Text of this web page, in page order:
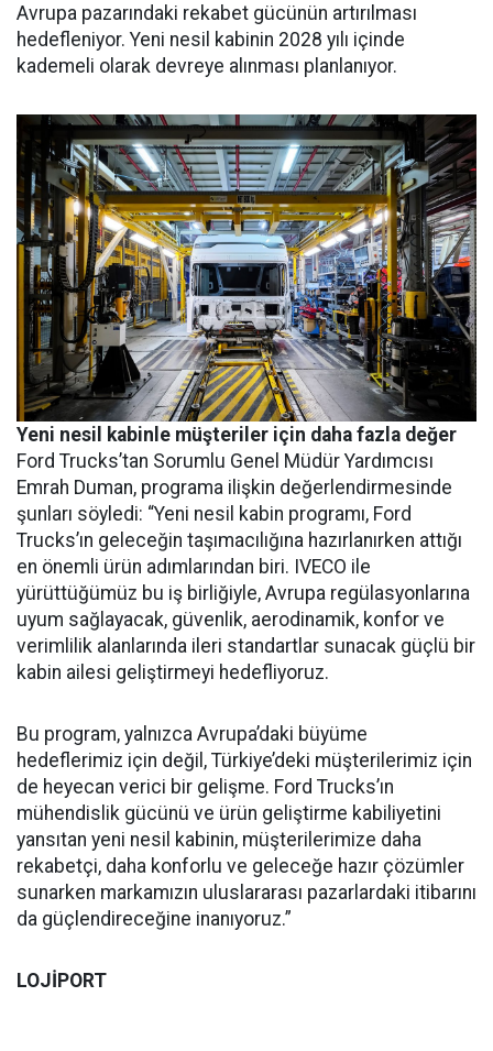
Avrupa pazarındaki rekabet gücünün artırılması
hedefleniyor. Yeni nesil kabinin 2028 yılı içinde
kademeli olarak devreye alınması planlanıyor.
Yeni nesil kabinle müşteriler için daha fazla değer
Ford Trucks’tan Sorumlu Genel Müdür Yardımcısı
Emrah Duman, programa ilişkin değerlendirmesinde
şunları söyledi: “Yeni nesil kabin programı, Ford
Trucks’ın geleceğin taşımacılığına hazırlanırken attığı
en önemli ürün adımlarından biri. IVECO ile
yürüttüğümüz bu iş birliğiyle, Avrupa regülasyonlarına
uyum sağlayacak, güvenlik, aerodinamik, konfor ve
verimlilik alanlarında ileri standartlar sunacak güçlü bir
kabin ailesi geliştirmeyi hedefliyoruz.
Bu program, yalnızca Avrupa’daki büyüme
hedeflerimiz için değil, Türkiye’deki müşterilerimiz için
de heyecan verici bir gelişme. Ford Trucks’ın
mühendislik gücünü ve ürün geliştirme kabiliyetini
yansıtan yeni nesil kabinin, müşterilerimize daha
rekabetçi, daha konforlu ve geleceğe hazır çözümler
sunarken markamızın uluslararası pazarlardaki itibarını
da güçlendireceğine inanıyoruz.”
LOJİPORT